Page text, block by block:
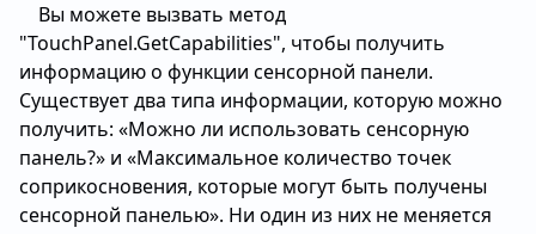
Вы можете вызвать метод
"TouchPanel.GetCapabilities", чтобы получить
информацию о функции сенсорной панели.
Существует два типа информации, которую можно
получить: «Можно ли использовать сенсорную
панель?» и «Максимальное количество точек
соприкосновения, которые могут быть получены
сенсорной панелью». Ни один из них не меняется